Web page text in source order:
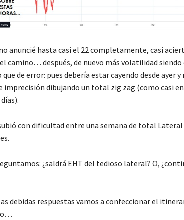
anuncié hasta casi el 22 completamente, casi
camino… después, de nuevo más volatilidad
que de error: pues debería estar cayendo desde ayer
imprecisión dibujando un total zig zag (como casi
con dificultad entre una semana de total
¿saldrá EHT del tedioso lateral? O,
debidas respuestas vamos a confeccionar el